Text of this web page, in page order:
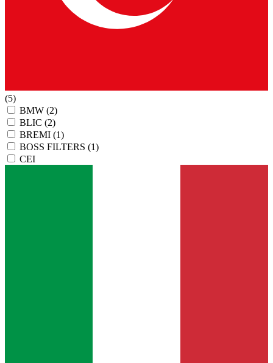
(5)
BMW (2)
BLIC (2)
BREMI (1)
BOSS FILTERS (1)
CEI